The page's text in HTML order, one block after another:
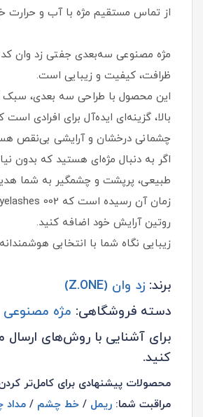
از تماس مستقیم مژه با آب و حرارت
ظرافت، کیفیت و زیبایی است.
این محصول با طراحی سه‌ بعدی، سبک
بالا، گزینه‌ای ایده‌آل برای افرادی است
چشمانی درخشان و آرایشی بی‌نقص
اگر به‌ دنبال مژه‌ای هستید که بدون
طبیعی، پرپشت و چشمگیر به شما
روتین آرایش خود اضافه کنید.
زیبایی نگاه شما با انتخابی
برند: زد وان (Z.ONE)
دسته فروشگاهی: مژه مصنوعی
برای آشنایی با روش‌های ارسال
کنید.
محصولات پیشنهادی برای کامل‌تر
مراقبت شما: ریمل / خط چشم /